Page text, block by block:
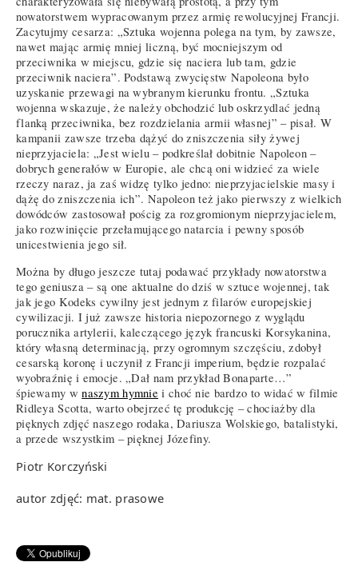
nowatorstwem wypracowanym przez armię rewolucyjnej Francji.
Zacytujmy cesarza: „Sztuka wojenna polega na tym, by zawsze,
nawet mając armię mniej liczną, być mocniejszym od
przeciwnika w miejscu, gdzie się naciera lub tam, gdzie
przeciwnik naciera”. Podstawą zwycięstw Napoleona było
uzyskanie przewagi na wybranym kierunku frontu. „Sztuka
wojenna wskazuje, że należy obchodzić lub oskrzydlać jedną
flanką przeciwnika, bez rozdzielania armii własnej” – pisał. W
kampanii zawsze trzeba dążyć do zniszczenia siły żywej
nieprzyjaciela: „Jest wielu – podkreślał dobitnie Napoleon –
dobrych generałów w Europie, ale chcą oni widzieć za wiele
rzeczy naraz, ja zaś widzę tylko jedno: nieprzyjacielskie masy i
dążę do zniszczenia ich”. Napoleon też jako pierwszy z wielkich
dowódców zastosował pościg za rozgromionym nieprzyjacielem,
jako rozwinięcie przełamującego natarcia i pewny sposób
unicestwienia jego sił.
Można by długo jeszcze tutaj podawać przykłady nowatorstwa
tego geniusza – są one aktualne do dziś w sztuce wojennej, tak
jak jego Kodeks cywilny jest jednym z filarów europejskiej
cywilizacji. I już zawsze historia niepozornego z wyglądu
porucznika artylerii, kaleczącego język francuski Korsykanina,
który własną determinacją, przy ogromnym szczęściu, zdobył
cesarską koronę i uczynił z Francji imperium, będzie rozpalać
wyobraźnię i emocje. „Dał nam przykład Bonaparte…”
śpiewamy wnaszym hymnie i choć nie bardzo to widać w filmie
Ridleya Scotta, warto obejrzeć tę produkcję – chociażby dla
pięknych zdjęć naszego rodaka, Dariusza Wolskiego, batalistyki,
a przede wszystkim – pięknej Józefiny.
Piotr Korczyński
autor zdjęć: mat. prasowe